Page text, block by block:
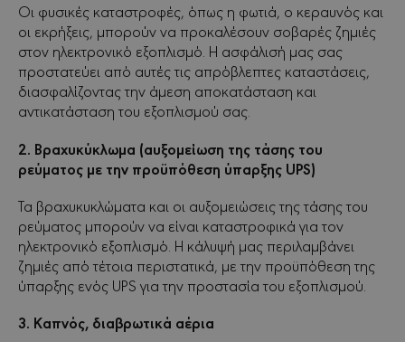
Οι φυσικές καταστροφές, όπως η φωτιά, ο κεραυνός και
οι εκρήξεις, μπορούν να προκαλέσουν σοβαρές ζημιές
στον ηλεκτρονικό εξοπλισμό. Η ασφάλισή μας σας
προστατεύει από αυτές τις απρόβλεπτες καταστάσεις,
διασφαλίζοντας την άμεση αποκατάσταση και
αντικατάσταση του εξοπλισμού σας.
2. Βραχυκύκλωμα (αυξομείωση της τάσης του
ρεύματος με την προϋπόθεση ύπαρξης UPS)
Τα βραχυκυκλώματα και οι αυξομειώσεις της τάσης του
ρεύματος μπορούν να είναι καταστροφικά για τον
ηλεκτρονικό εξοπλισμό. Η κάλυψή μας περιλαμβάνει
ζημιές από τέτοια περιστατικά, με την προϋπόθεση της
ύπαρξης ενός UPS για την προστασία του εξοπλισμού.
3. Καπνός, διαβρωτικά αέρια